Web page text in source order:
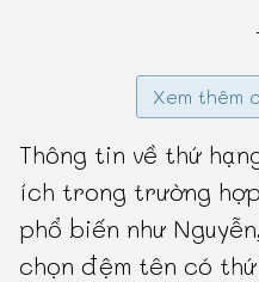
Xem thêm
Thông tin về thứ
ích trong trường
phổ biến như
chọn đệm tên có